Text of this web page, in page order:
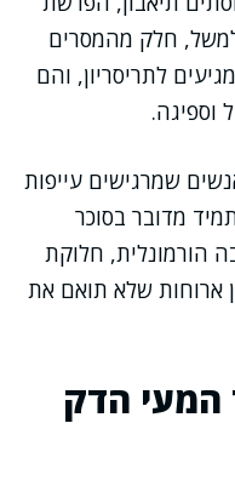
למשל, חלק מהמסרים
לתריסריון, והם
וספיגה.
שמרגישים עייפות
מדובר בסוכר
הורמונלית, חלוקת
ארוחות שלא תואם את
המעי הדק